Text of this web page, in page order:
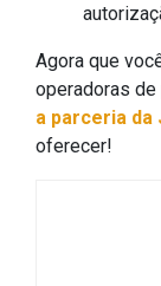
Agora que
operadoras
a parceria da
oferecer!